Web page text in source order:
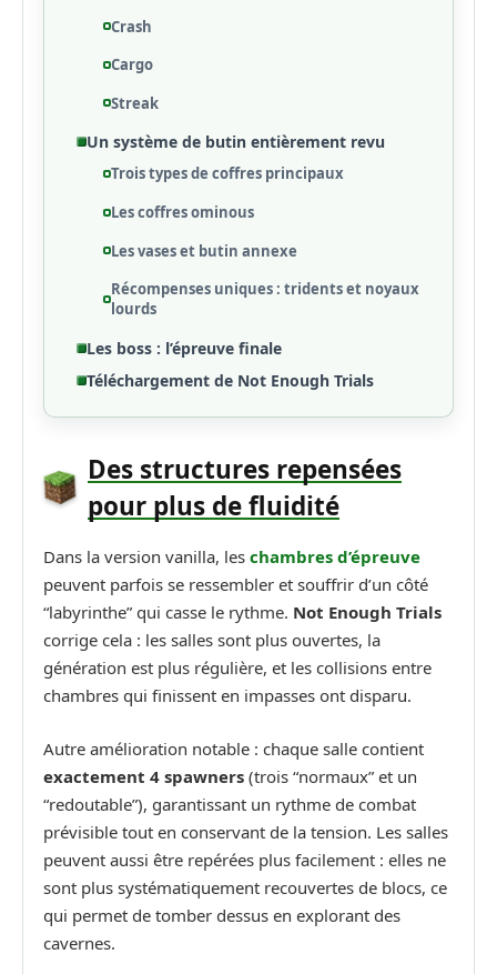
Crash
Cargo
Streak
Un système de butin entièrement revu
Trois types de coffres principaux
Les coffres ominous
Les vases et butin annexe
Récompenses uniques : tridents et noyaux
lourds
Les boss : l’épreuve finale
Téléchargement de Not Enough Trials
Des structures repensées
pour plus de fluidité
Dans la version vanilla, les chambres d’épreuve
peuvent parfois se ressembler et souffrir d’un côté
“labyrinthe” qui casse le rythme. Not Enough Trials
corrige cela : les salles sont plus ouvertes, la
génération est plus régulière, et les collisions entre
chambres qui finissent en impasses ont disparu.
Autre amélioration notable : chaque salle contient
exactement 4 spawners (trois “normaux” et un
“redoutable”), garantissant un rythme de combat
prévisible tout en conservant de la tension. Les salles
peuvent aussi être repérées plus facilement : elles ne
sont plus systématiquement recouvertes de blocs, ce
qui permet de tomber dessus en explorant des
cavernes.